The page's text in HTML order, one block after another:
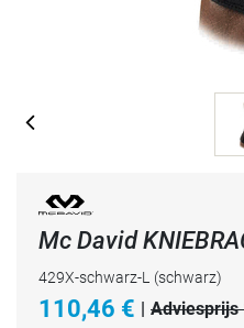
Mc David
429X-schwarz-L (schwarz)
110,46 € | Adviesprijs